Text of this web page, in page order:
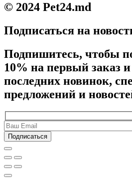
© 2024 Pet24.md
Подписаться на
Подпишитесь, чтобы
10% на первый заказ
последних новинок,
предложений и